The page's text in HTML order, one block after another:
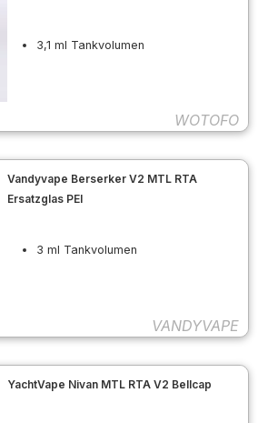
3,1 ml Tankvolumen
WOTOFO
Vandyvape Berserker V2 MTL RTA
Ersatzglas PEI
3 ml Tankvolumen
VANDYVAPE
YachtVape Nivan MTL RTA V2 Bellcap